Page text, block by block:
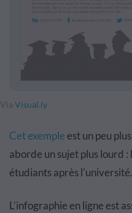
Via Visual.ly
Cet exemple est un peu
aborde un sujet plus lourd
étudiants après l'université.
L’infographie en ligne est